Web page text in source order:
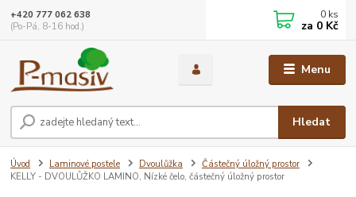
Menu
Hledat
+420 777 062 638
(Po-Pá, 8-16 hod.)
0 ks
za 0 Kč
Úvod Laminové postele Dvoulůžka
Částečný úložný prostor
KELLY - DVOULŮŽKO LAMINO, Nízké čelo, částečný úložný prostor